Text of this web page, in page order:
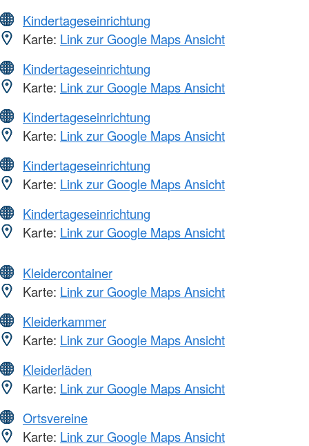
Kindertageseinrichtung
Karte: Link zur Google Maps Ansicht
Kindertageseinrichtung
Karte: Link zur Google Maps Ansicht
Kindertageseinrichtung
Karte: Link zur Google Maps Ansicht
Kindertageseinrichtung
Karte: Link zur Google Maps Ansicht
Kindertageseinrichtung
Karte: Link zur Google Maps Ansicht
Kleidercontainer
Karte: Link zur Google Maps Ansicht
Kleiderkammer
Karte: Link zur Google Maps Ansicht
Kleiderläden
Karte: Link zur Google Maps Ansicht
Ortsvereine
Karte: Link zur Google Maps Ansicht